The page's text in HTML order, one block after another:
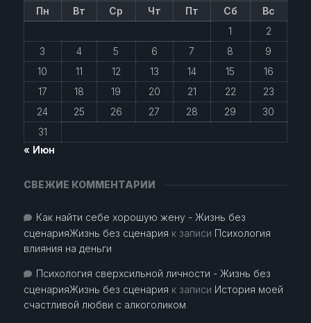
Пн
Вт Ср Чт Пт Сб
Вс
1
2
3
4 5 6 7 8
9
10
11 12 13 14 15
16
17
18 19 20 21 22
23
24
25 26 27 28 29
30
31
« Июн
СВЕЖИЕ КОММЕНТАРИИ
Как найти себе хорошую жену - Жизнь без
сценарияЖизнь без сценария к записи Психология
влияния на деньги
Психология сверхсильной личности - Жизнь без
сценарияЖизнь без сценария к записи История моей
счастливой любви с алкоголиком